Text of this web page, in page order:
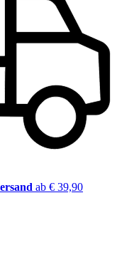
ab € 39,90